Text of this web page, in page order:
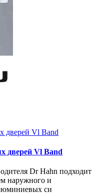
дверей Vl Band
Dr Hahn подходит
наружного и
си